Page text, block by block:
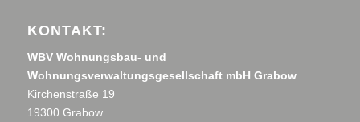
KONTAKT:
WBV Wohnungsbau- und
Wohnungsverwaltungsgesellschaft mbH Grabow
Kirchenstraße 19
19300 Grabow